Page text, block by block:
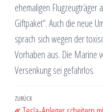
ehemaligen Flugzeugträger
Giftpaket“. Auch die neue
sprach sich wegen der
Vorhaben aus. Die Marine
Versenkung sei gefahrlos.
Vorheriger
ZURÜCK